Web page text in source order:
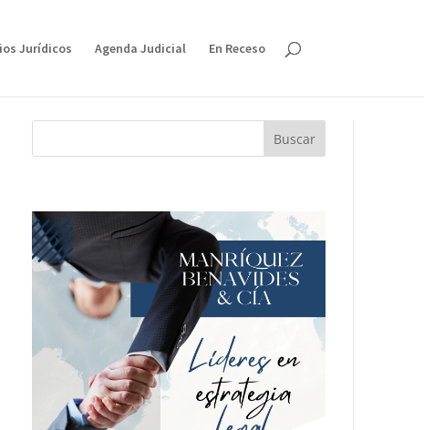
Jurídicos Agenda Judicial En Receso